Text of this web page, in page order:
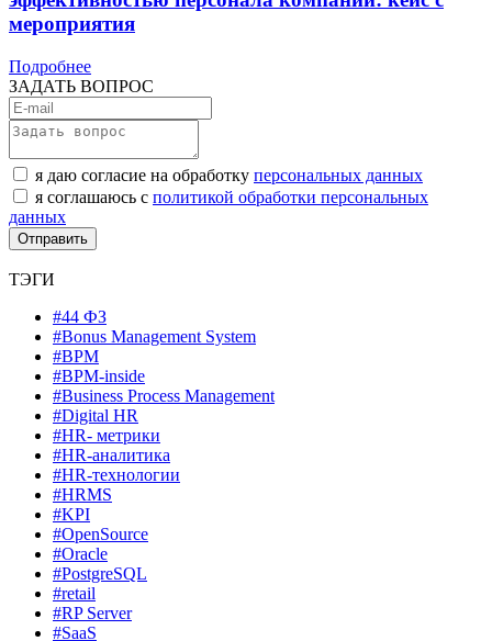
мероприятия
Подробнее
ЗАДАТЬ ВОПРОС
я даю согласие на обработку персональных данных
я соглашаюсь с политикой обработки персональных
данных
ТЭГИ
#44 ФЗ
#Bonus Management System
#BPM
#BPM-inside
#Business Process Management
#Digital HR
#HR- метрики
#HR-аналитика
#HR-технологии
#HRMS
#KPI
#OpenSource
#Oracle
#PostgreSQL
#retail
#RP Server
#SaaS